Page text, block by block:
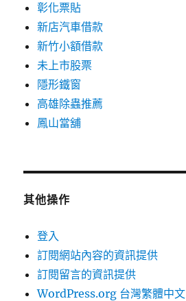
彰化票貼
新店汽車借款
新竹小額借款
未上市股票
隱形鐵窗
高雄除蟲推薦
鳳山當舖
其他操作
登入
訂閱網站內容的資訊提供
訂閱留言的資訊提供
WordPress.org 台灣繁體中文